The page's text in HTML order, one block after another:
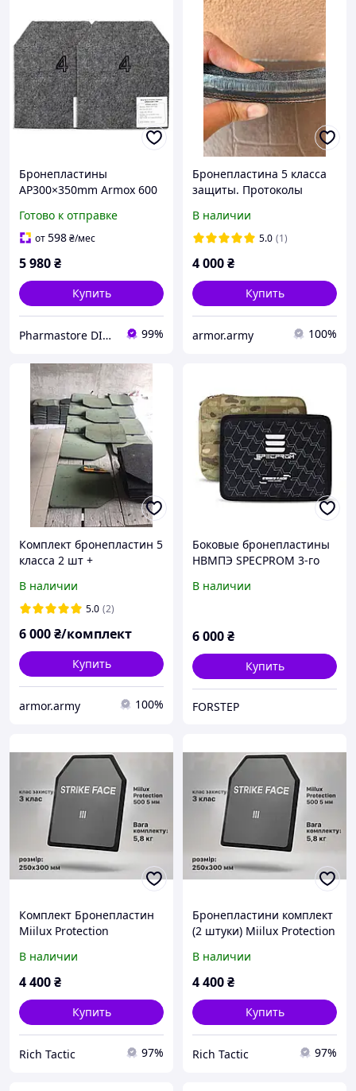
Бронепластины
AP300×350mm Armox 600
Готово к отправке
от598₴/мес
5 980₴
Купить
Pharmastore DISCOUNT 99%
Бронепластина 5 класса
защиты. Протоколы
класа.
В наличии
5.0 (1)
4 000₴
Купить
armor.army 100%
Комплект бронепластин 5
класса 2 шт +
обстрела в наличии!!! См.
фото
В наличии
5.0 (2)
6 000₴/комплект
Купить
armor.army 100%
Боковые бронепластины
НВМПЭ SPECPROM 3-го
Размер 21.5 на 16см.
В наличии
6 000₴
Купить
FORSTEP
Комплект Бронепластин
Miilux Protection
кг) Бронепластини 3 клас
плити для бронежилета 2
В наличии
4 400₴
Купить
Rich Tactic 97%
Бронепластини комплект
(2 штуки) Miilux Protection
кг) Бронепластини 3 клас
плити для бронежилета
В наличии
4 400₴
Купить
Rich Tactic 97%